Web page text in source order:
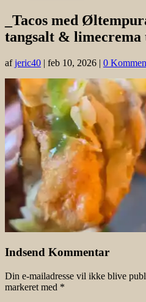
_Tacos med
tangsalt & limecrema
afjeric40 | feb 10, 2026 | 0
Indsend Kommentar
Din e-mailadresse vil ikke blive
markeret med *